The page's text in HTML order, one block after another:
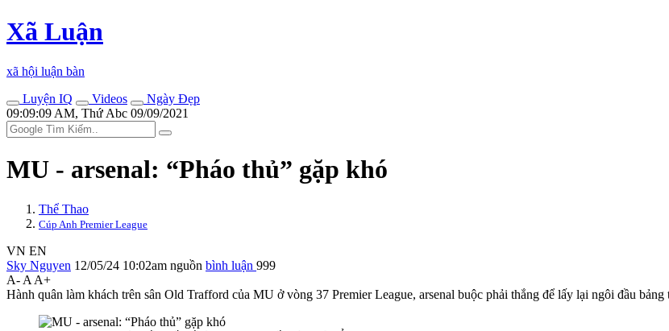
Xã Luận
xã hội luận bàn
Luyện IQ
Videos
Ngày Đẹp
09:09:09 AM, Thứ Abc 09/09/2021
MU - ars‌enal: “Pháo thủ” gặp khó
Thể Thao
Cúp Anh Premier League
VN EN
Sky Nguyen 12/05/24 10:02am nguồn bình luận 999
A- A A+
Hành quân làm khách trên sân Old Trafford của MU ở vòng 37 Premier League, ars‌enal buộc phải thắng để lấy lại ngôi đầu